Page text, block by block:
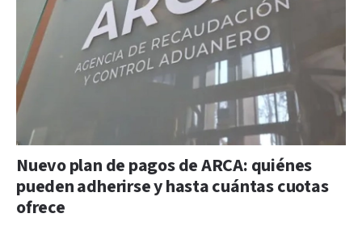
Nuevo plan de pagos de ARCA: quiénes
pueden adherirse y hasta cuántas cuotas
ofrece